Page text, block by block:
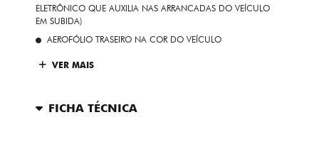
ELETRÔNICO QUE AUXILIA NAS ARRANCADAS DO VEÍCULO
EM SUBIDA)
AEROFÓLIO TRASEIRO NA COR DO VEÍCULO
VER MAIS
FICHA TÉCNICA